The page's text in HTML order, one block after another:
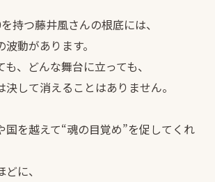
持つ藤井風さんの根底には、
動があります。
、どんな舞台に立っても、
して消えることはありません。
国を越えて“魂の目覚め”を促してくれ
に、